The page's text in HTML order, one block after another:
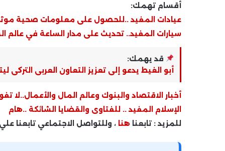
أقسام تهمك:
عيادات المفيد ..للحصول على معلومات صحية
سيارات المفيد.. تحديث على مدار الساعة في عالم
قد يهمك:
أبو الغيط يدعو إلى تعزيز التعاون العربى التركى
أخبار الاقتصاد والبنوك وعالم المال والأعمال..لا
الإسلام المفيد .. للفتاوى والقضايا الشائكة ..هام
للمزيد : تابعنا هنا ، وللتواصل الاجتماعي تابعنا علي